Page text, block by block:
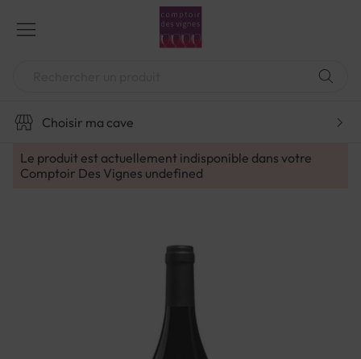
contenu
Choisir ma cave
Le produit est actuellement indisponible dans votre
Comptoir Des Vignes undefined